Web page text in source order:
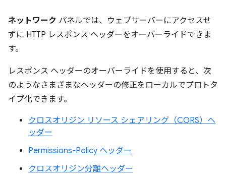
ネットワーク パネルでは、ウェブサーバーにアクセスせ
ずに HTTP レスポンス ヘッダーをオーバーライドできま
す。
レスポンス ヘッダーのオーバーライドを使用すると、次
のようなさまざまなヘッダーの修正をローカルでプロトタ
イプ化できます。
クロスオリジン リソース シェアリング（CORS）ヘ
ッダー
Permissions-Policy ヘッダー
クロスオリジン分離ヘッダー